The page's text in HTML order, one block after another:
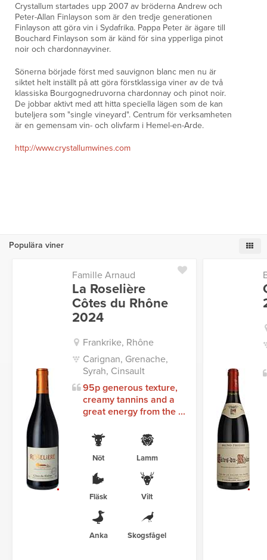
Crystallum startades upp 2007 av bröderna Andrew och
Peter-Allan Finlayson som är den tredje generationen
Finlayson att göra vin i Sydafrika. Pappa Peter är ägare till
Bouchard Finlayson som är känd för sina ypperliga pinot
noir och chardonnayviner.
Sönerna började först med sauvignon blanc men nu är
siktet helt inställt på att göra förstklassiga viner av de två
klassiska Bourgognedruvorna chardonnay och pinot noir.
De jobbar aktivt med att hitta speciella lägen som de kan
buteljera som "single vineyard". Centrum för verksamheten
är en gemensam vin- och olivfarm i Hemel-en-Arde.
http://www.crystallumwines.com
Populära viner
Famille Arnaud
La Roselière
Côtes du Rhône
2024
Frankrike, Rhône
Carignan, Grenache,
Syrah, Cinsault
95p generous texture,
creamy tannins and a
great energy from the ...
Nöt Lamm
Fläsk Vilt
Anka Skogsfågel